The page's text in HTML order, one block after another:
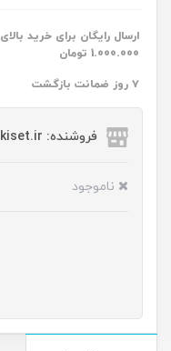
ارسال رایگان برای خرید بالای
1.000.000 تومان
۷ روز ضمانت بازگشت
فروشنده: www.pinkiset.ir
ناموجود